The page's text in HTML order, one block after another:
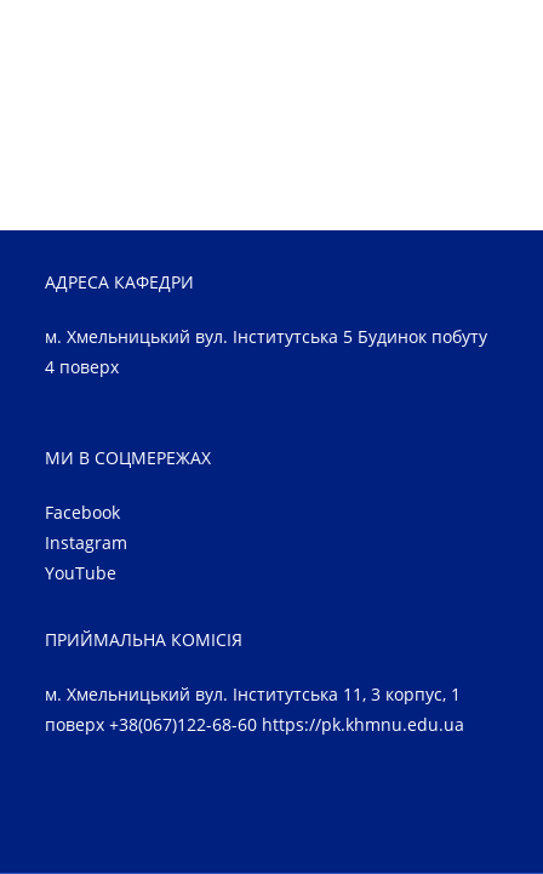
АДРЕСА КАФЕДРИ
м. Хмельницький вул. Інститутська 5 Будинок побуту
4 поверх
МИ В СОЦМЕРЕЖАХ
Facebook
Instagram
YouTube
ПРИЙМАЛЬНА КОМІСІЯ
м. Хмельницький вул. Інститутська 11, 3 корпус, 1
поверх +38(067)122-68-60 https://pk.khmnu.edu.ua